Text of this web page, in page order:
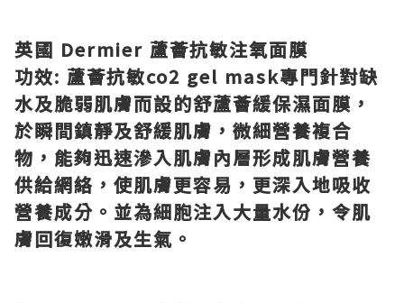
英國 Dermier 蘆薈抗敏注氧面膜
功效: 蘆薈抗敏co2 gel mask專門針對缺
水及脆弱肌膚而設的舒蘆薈緩保濕面膜，
於瞬間鎮靜及舒緩肌膚，微細營養複合
物，能夠迅速滲入肌膚內層形成肌膚營養
供給網絡，使肌膚更容易，更深入地吸收
營養成分。並為細胞注入大量水份，令肌
膚回復嫩滑及生氣。